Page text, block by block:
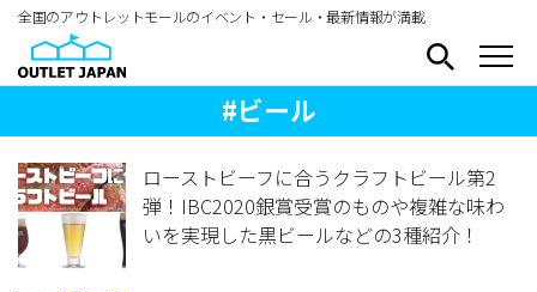
全国のアウトレットモールのイベント・セール・最新情報が満載
#ビール
ローストビーフに合うクラフトビール第2
弾！IBC2020銀賞受賞のものや複雑な味わ
いを実現した黒ビールなどの3種紹介！